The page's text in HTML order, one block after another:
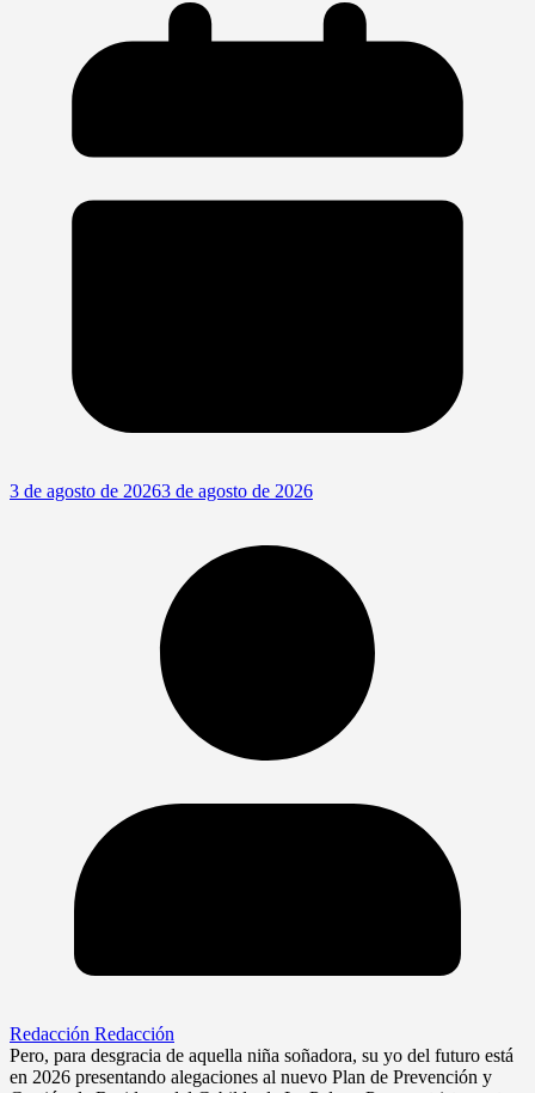
3 de agosto de 20263 de agosto de 2026
Redacción Redacción
Pero, para desgracia de aquella niña soñadora, su yo del futuro está
en 2026 presentando alegaciones al nuevo Plan de Prevención y